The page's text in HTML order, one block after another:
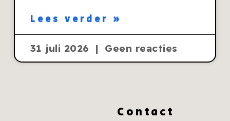
Lees verder »
31 juli 2026 Geen reacties
Contact